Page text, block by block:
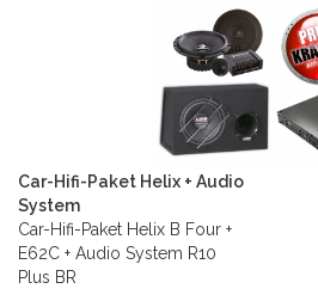
Car-Hifi-Paket Helix + Audio
System
Car-Hifi-Paket Helix B Four +
E62C + Audio System R10
Plus BR